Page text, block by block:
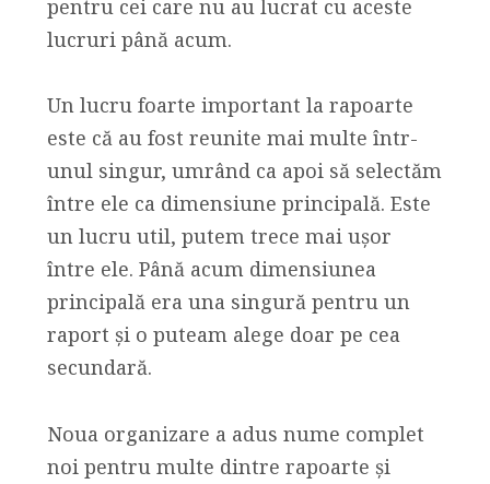
pentru cei care nu au lucrat cu aceste
lucruri până acum.
Un lucru foarte important la rapoarte
este că au fost reunite mai multe într-
unul singur, umrând ca apoi să selectăm
între ele ca dimensiune principală. Este
un lucru util, putem trece mai ușor
între ele. Până acum dimensiunea
principală era una singură pentru un
raport și o puteam alege doar pe cea
secundară.
Noua organizare a adus nume complet
noi pentru multe dintre rapoarte și